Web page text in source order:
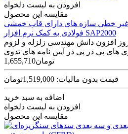
افزودن به لیست دلخواه
مقایسه این محصول
غیر خطی سازه های دارای قاب خمشی
فولادی به کمک نرم افزار SAP2000
افزون دانش مهندسی زلزله و لزوم
1,655,710تومان
قیمت بدون مالیات: 1,519,000تومان
اضافه به سبد خرید
افزودن به لیست دلخواه
مقایسه این محصول